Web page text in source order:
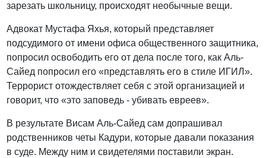
зарезать школьницу, происходят необычные вещи.
Адвокат Мустафа Яхья, который представляет
подсудимого от имени офиса общественного защитника,
попросил освободить его от дела после того, как Аль-
Сайед попросил его «представлять его в стиле ИГИЛ».
Террорист отождествляет себя с этой организацией и
говорит, что «это заповедь - убивать евреев».
В результате Висам Аль-Сайед сам допрашивал
родственников четы Кадури, которые давали показания
в суде. Между ним и свидетелями поставили экран.